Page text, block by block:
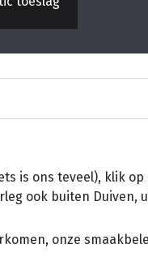
is ons teveel), klik
ook buiten Duiven,
onze